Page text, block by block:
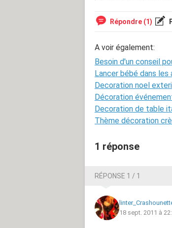
Répondre (1)
A voir également:
Besoin d'un conseil
Lancer bébé dans les
Decoration noel
Décoration
Decoration de table
Thème décoration
1 réponse
RÉPONSE 1 / 1
18 sept. 2011 à